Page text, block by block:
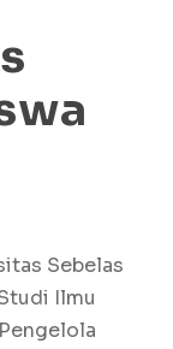
Sebelas
Ilmu